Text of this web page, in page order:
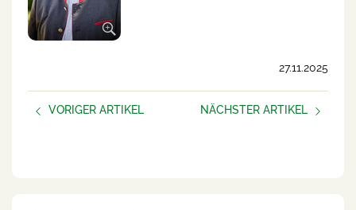
27.11.2025
VORIGER ARTIKEL
NÄCHSTER ARTIKEL